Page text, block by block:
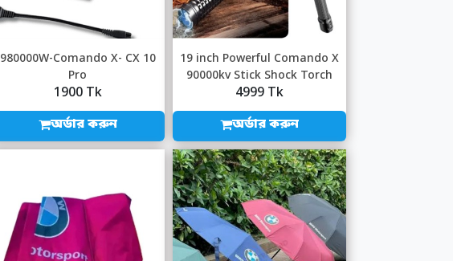
980000W-Comando X- CX 10
Pro
1900 Tk
অর্ডার করুন
19 inch Powerful Comando X
90000kv Stick Shock Torch
4999 Tk
অর্ডার করুন